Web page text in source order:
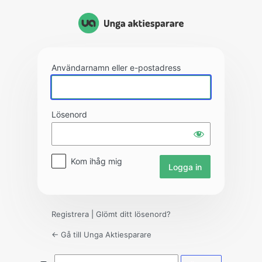
Användarnamn eller e-postadress
Lösenord
Kom ihåg mig
Registrera Glömt ditt lösenord?
← Gå till Unga Aktiesparare